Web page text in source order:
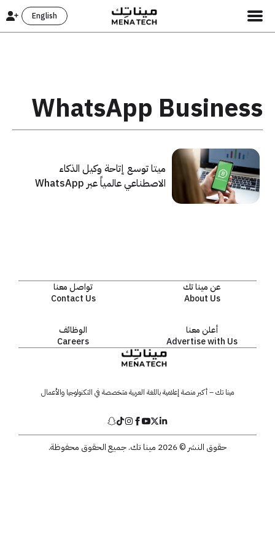
English
WhatsApp Business
ميتا توسع إتاحة وكيل الذكاء
الاصطناعي عالمياً عبر WhatsApp
عن مينا تك
About Us
تواصل معنا
Contact Us
أعلن معنا
Advertise with Us
الوظائف
Careers
مينا تك – أكبر منصة إعلامية باللغة العربية متخصصة في التكنولوجيا والأعمال
حقوق النشر © 2026 مينا تك. جميع الحقوق محفوظة.